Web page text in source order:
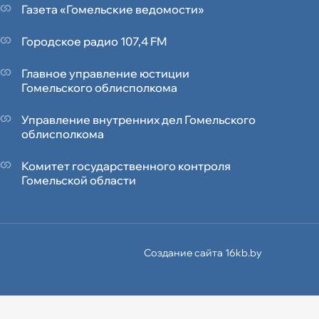
Газета «Гомельские ведомости»
Городское радио 107,4 FM
Главное управление юстиции
Гомельского облисполкома
Управление внутренних дел Гомельского
облисполкома
Комитет государственного контроля
Гомельской области
Создание сайта 16kb.by